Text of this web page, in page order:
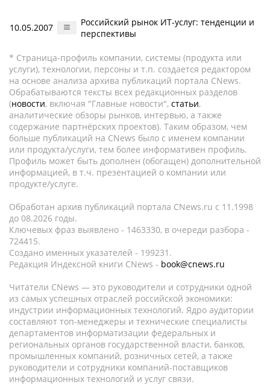
10.05.2007
Российский рынок ИТ-услуг: тенденции и
перспективы
* Страница-профиль компании, системы (продукта или
услуги), технологии, персоны и т.п. создается редактором
на основе анализа архива публикаций портала CNews.
Обрабатываются тексты всех редакционных разделов
(новости, включая "Главные новости", статьи,
аналитические обзоры рынков, интервью, а также
содержание партнёрских проектов). Таким образом, чем
больше публикаций на CNews было с именем компании
или продукта/услуги, тем более информативен профиль.
Профиль может быть дополнен (обогащен) дополнительной
информацией, в т.ч. презентацией о компании или
продукте/услуге.
Обработан архив публикаций портала CNews.ru c 11.1998
до 08.2026 годы.
Ключевых фраз выявлено - 1463330, в очереди разбора -
724415.
Создано именных указателей - 199231.
Редакция Индексной книги CNews - book@cnews.ru
Читатели CNews — это руководители и сотрудники одной
из самых успешных отраслей российской экономики:
индустрии информационных технологий. Ядро аудитории
составляют топ-менеджеры и технические специалисты
департаментов информатизации федеральных и
региональных органов государственной власти, банков,
промышленных компаний, розничных сетей, а также
руководители и сотрудники компаний-поставщиков
информационных технологий и услуг связи.